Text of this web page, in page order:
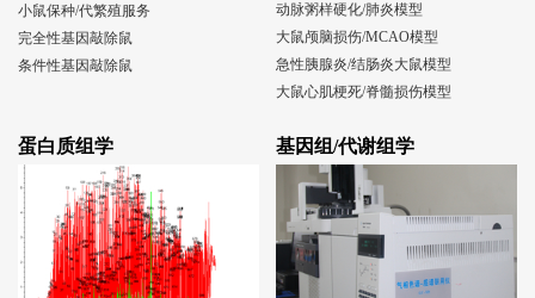
小鼠保种/代繁殖服务
完全性基因敲除鼠
条件性基因敲除鼠
动脉粥样硬化/肺炎模型
大鼠颅脑损伤/MCAO模型
急性胰腺炎/结肠炎大鼠模型
大鼠心肌梗死/脊髓损伤模型
蛋白质组学 基因组/代谢组学